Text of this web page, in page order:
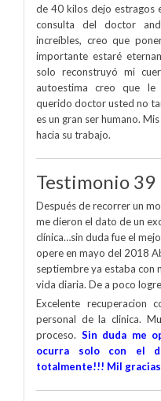
de 40 kilos dejo estragos
consulta del doctor
increíbles, creo que
importante estaré
solo reconstruyó mi
autoestima creo que le
querido doctor usted no
es un gran ser humano.
hacia su trabajo.
Testimonio 39
Después de recorrer un
me dieron el dato de un
clínica…sin duda fue el
opere en mayo del 2018
septiembre ya estaba con
vida diaria. De a poco
Excelente recuperacion
personal de la clinica.
proceso. Sin duda me
ocurra solo con el
totalmente!!! Mil gracias